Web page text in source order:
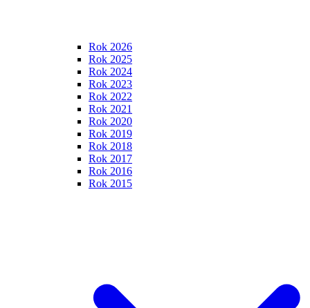
Rok 2026
Rok 2025
Rok 2024
Rok 2023
Rok 2022
Rok 2021
Rok 2020
Rok 2019
Rok 2018
Rok 2017
Rok 2016
Rok 2015